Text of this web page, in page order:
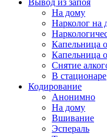
Вывод из запоя
На дому
Нарколог на
Капельница
Капельница
Снятие
В стационаре
Кодирование
Анонимно
На дому
Вшивание
Эспераль